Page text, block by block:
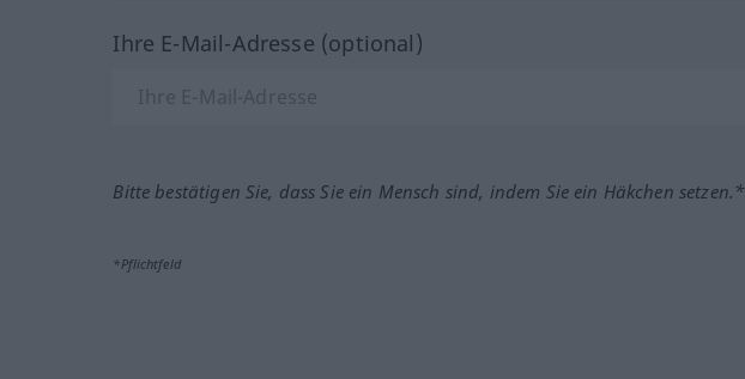
Ihre E-Mail-Adresse (optional)
Bitte bestätigen Sie, dass Sie ein Mensch sind, indem Sie ein Häkchen setzen.*
*Pflichtfeld